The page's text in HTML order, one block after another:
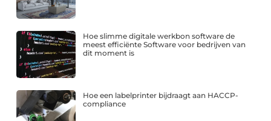
Hoe slimme digitale werkbon software de
meest efficiënte Software voor bedrijven van
dit moment is
Hoe een labelprinter bijdraagt aan HACCP-
compliance